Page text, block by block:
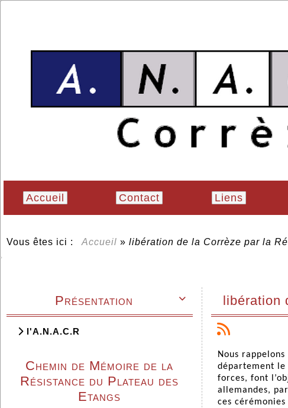
Accueil Contact Liens
Vous êtes ici : Accueil » libération de la Corrèze par la

Présentation
l'A.N.A.C.R
Chemin de Mémoire de la
Résistance du Plateau des
Etangs
libération
Nous
département
forces, font
allemandes,
ces